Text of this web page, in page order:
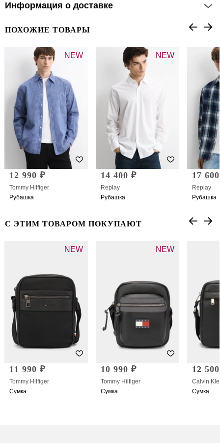
Информация о доставке
ПОХОЖИЕ ТОВАРЫ
NEW
12 990 ₽
Tommy Hilfiger
Рубашка
NEW
14 400 ₽
Replay
Рубашка
17
Replay
Рубашка
С ЭТИМ ТОВАРОМ ПОКУПАЮТ
NEW
11 990 ₽
Tommy Hilfiger
Сумка
NEW
10 990 ₽
Tommy Hilfiger
Сумка
12
Calvin
Сумка